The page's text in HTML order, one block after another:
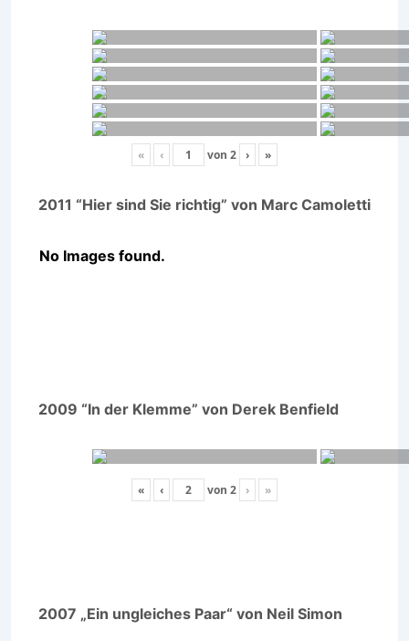
« ‹ von 2 › »
2011 “Hier sind Sie richtig” von Marc Camoletti
No Images found.
2009 “In der Klemme” von Derek Benfield
« ‹ von 2 › »
2007 „Ein ungleiches Paar“ von Neil Simon